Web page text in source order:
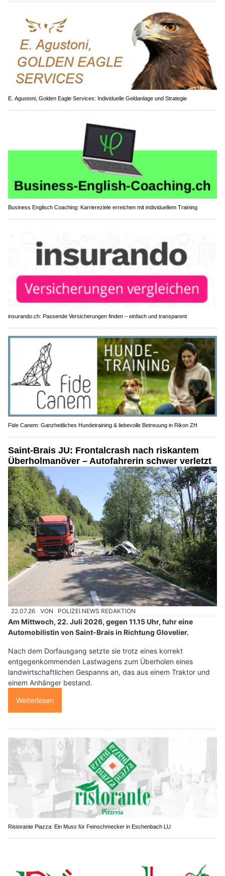
E. Agustoni, Golden Eagle Services: Individuelle Geldanlage und Strategie
Business Englisch Coaching: Karriereziele erreichen mit individuellem Training
insurando.ch: Passende Versicherungen finden – einfach und transparent
Fide Canem: Ganzheitliches Hundetraining & liebevolle Betreuung in Rikon ZH
Saint-Brais JU: Frontalcrash nach riskantem
Überholmanöver – Autofahrerin schwer verletzt
22.07.26 VON POLIZEI.NEWS REDAKTION
Am Mittwoch, 22. Juli 2026, gegen 11.15 Uhr, fuhr eine
Automobilistin von Saint-Brais in Richtung Glovelier.
Nach dem Dorfausgang setzte sie trotz eines korrekt
entgegenkommenden Lastwagens zum Überholen eines
landwirtschaftlichen Gespanns an, das aus einem Traktor und
einem Anhänger bestand.
Weiterlesen
Ristorante Piazza: Ein Muss für Feinschmecker in Eschenbach LU